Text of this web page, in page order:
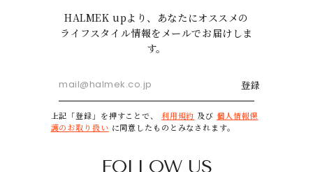
HALMEK upより、あなたにオススメの
ライフスタイル情報をメールでお届けしま
す。
登録
上記「登録」を押すことで、 利用規約 及び 個人情報保
護のお取り扱い に同意したものとみなされます。
FOLLOW US